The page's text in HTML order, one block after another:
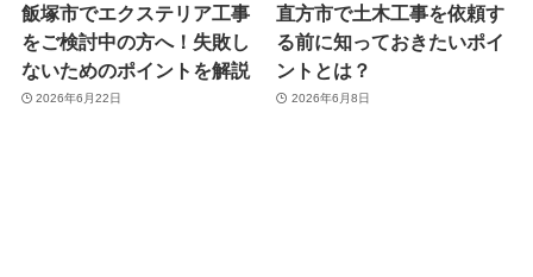
飯塚市でエクステリア工事
をご検討中の方へ！失敗し
ないためのポイントを解説
2026年6月22日
直方市で土木工事を依頼す
る前に知っておきたいポイ
ントとは？
2026年6月8日